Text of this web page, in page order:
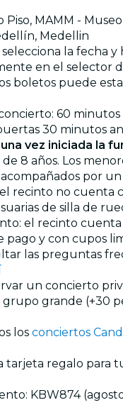
Piso, MAMM -
Medellin
selecciona la fecha y
en el selector
boletos puede
60 minutos
30 minutos
vez iniciada la
8 años. Los
por
el recinto no cuenta
de silla de
el recinto
pago y con cupos
las preguntas
un concierto
grande (+30
los conciertos
tarjeta regalo para
KBW874